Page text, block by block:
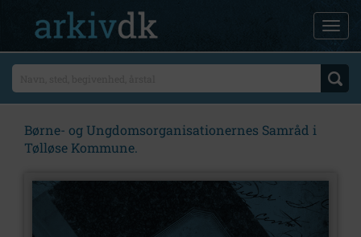
Børne- og Ungdomsorganisationernes Samråd i
Tølløse Kommune.